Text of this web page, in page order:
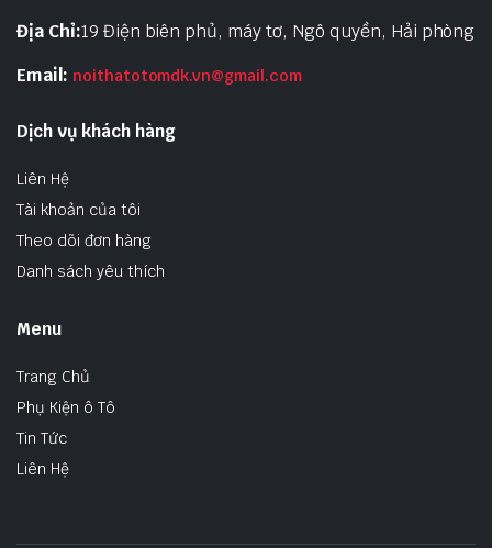
Địa Chỉ:19 Điện biên phủ, máy tơ, Ngô quyền, Hải phòng
Email: noithatotomdk.vn@gmail.com
Dịch vụ khách hàng
Liên Hệ
Tài khoản của tôi
Theo dõi đơn hàng
Danh sách yêu thích
Menu
Trang Chủ
Phụ Kiện ô Tô
Tin Tức
Liên Hệ